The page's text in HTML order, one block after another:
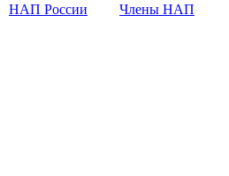
НАП России Члены НАП